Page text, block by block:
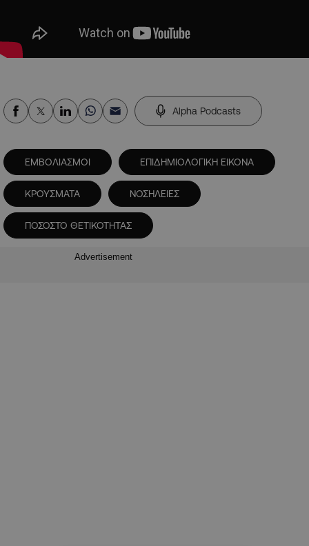
Alpha Podcasts
ΕΜΒΟΛΙΑΣΜΟΙ ΕΠΙΔΗΜΙΟΛΟΓΙΚΗ ΕΙΚΟΝΑ
ΚΡΟΥΣΜΑΤΑ ΝΟΣΗΛΕΙΕΣ
ΠΟΣΟΣΤΟ ΘΕΤΙΚΟΤΗΤΑΣ
Advertisement